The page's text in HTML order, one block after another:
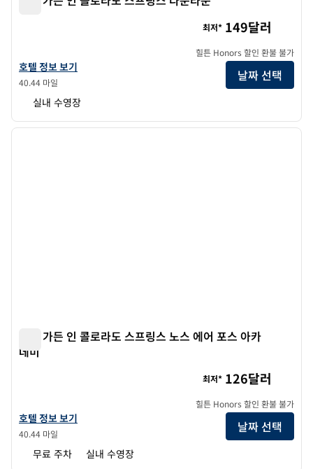
힐튼 가든 인 콜로라도 스프링스 다운타운의 호텔 정보 보기
호텔 정보 보기
40.44 마일
최저* 149달러
힐튼 Honors 할인 환불 불가
날짜 선택
실내 수영장
1/12
1/12
다음
힐튼 가든 인 콜로라도 스프링스 노스 에어 포스 아카
데미
힐튼 가든 인 콜로라도 스프링스 노스 에어 포스 아카데미의 호텔 정보 보기
호텔 정보 보기
40.44 마일
최저* 126달러
힐튼 Honors 할인 환불 불가
날짜 선택
무료 주차 실내 수영장